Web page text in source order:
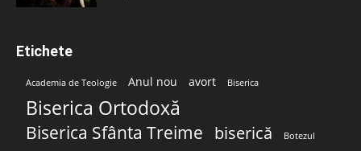
Etichete
Academia de Teologie Anul nou avort Biserica
Biserica Ortodoxă
Biserica Sfânta Treime biserică Botezul